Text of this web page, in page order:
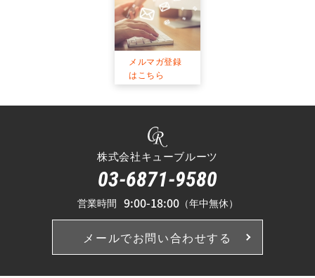
メルマガ登録
はこちら
株式会社キューブルーツ
03-6871-9580
営業時間 9:00-18:00（年中無休）
メールでお問い合わせする